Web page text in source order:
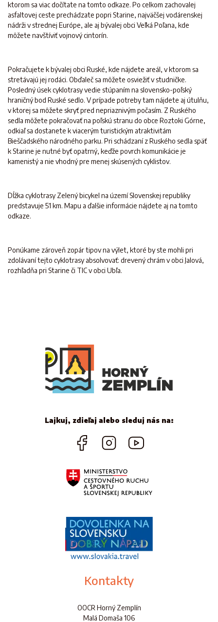
ktorom sa viac dočítate na tomto odkaze. Po celkom zachovalej
asfaltovej ceste prechádzate popri Starine, najväčšej vodárenskej
nádrži v strednej Európe, ale aj bývalej obci Veľká Poľana, kde
môžete navštíviť vojnový cintorín.
Pokračujete k bývalej obci Ruské, kde nájdete areál, v ktorom sa
stretávajú jej rodáci. Obďaleč sa môžete osviežiť v studničke.
Posledný úsek cyklotrasy vedie stúpaním na slovensko-poľský
hraničný bod Ruské sedlo. V prípade potreby tam nájdete aj útulňu,
v ktorej sa môžete skryť pred nepriaznivým počasím. Z Ruského
sedla môžete pokračovať na poľskú stranu do obce Roztoki Górne,
odkiaľ sa dostanete k viacerým turistickým atraktivitám
Bieščadského národného parku. Pri schádzaní z Ruského sedla späť
k Starine je nutné byť opatrný, keďže povrch komunikácie je
kamenistý a nie vhodný pre menej skúsených cyklistov.
Dĺžka cyklotrasy Zelený bicykel na území Slovenskej republiky
predstavuje 51 km. Mapu a ďalšie informácie nájdete aj na tomto
odkaze.
Ponúkame zároveň zopár tipov na výlet, ktoré by ste mohli pri
zdolávaní tejto cyklotrasy absolvovať: drevený chrám v obci Jalová,
rozhľadňa pri Starine či TIC v obci Ubľa.
Lajkuj, zdieľaj alebo sleduj nás na:
Kontakty
OOCR Horný Zemplín
Malá Domaša 106